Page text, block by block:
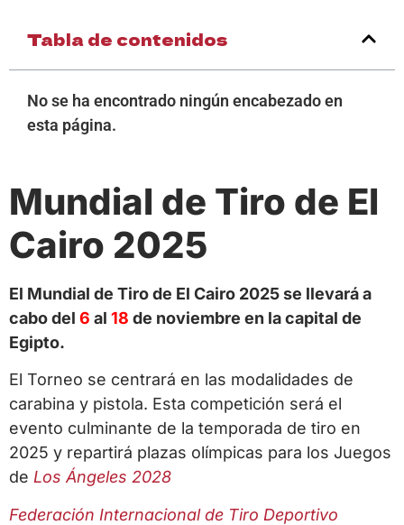
Tabla de contenidos
No se ha encontrado ningún encabezado en
esta página.
Mundial de Tiro de El
Cairo 2025
El Mundial de Tiro de El Cairo 2025 se llevará a
cabo del 6 al 18 de noviembre en la capital de
Egipto.
El Torneo se centrará en las modalidades de
carabina y pistola. Esta competición será el
evento culminante de la temporada de tiro en
2025 y repartirá plazas olímpicas para los Juegos
de Los Ángeles 2028
Federación Internacional de Tiro Deportivo